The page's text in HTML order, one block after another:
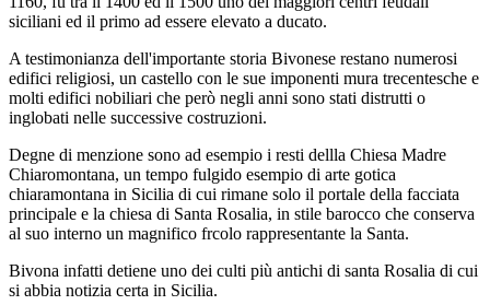
siciliani ed il primo ad essere elevato a ducato.
A testimonianza dell'importante storia Bivonese restano numerosi
edifici religiosi, un castello con le sue imponenti mura trecentesche e
molti edifici nobiliari che però negli anni sono stati distrutti o
inglobati nelle successive costruzioni.
Degne di menzione sono ad esempio i resti dellla Chiesa Madre
Chiaromontana, un tempo fulgido esempio di arte gotica
chiaramontana in Sicilia di cui rimane solo il portale della facciata
principale e la chiesa di Santa Rosalia, in stile barocco che conserva
al suo interno un magnifico frcolo rappresentante la Santa.
Bivona infatti detiene uno dei culti più antichi di santa Rosalia di cui
si abbia notizia certa in Sicilia.